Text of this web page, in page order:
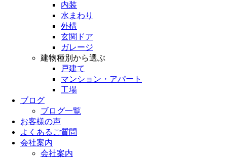
内装
水まわり
外構
玄関ドア
ガレージ
建物種別から選ぶ
戸建て
マンション・アパート
工場
ブログ
ブログ一覧
お客様の声
よくあるご質問
会社案内
会社案内